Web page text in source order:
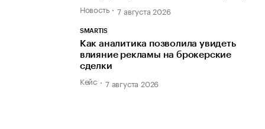
Новость 7 августа 2026
SMARTIS
Как аналитика позволила увидеть
влияние рекламы на брокерские
сделки
Кейс 7 августа 2026